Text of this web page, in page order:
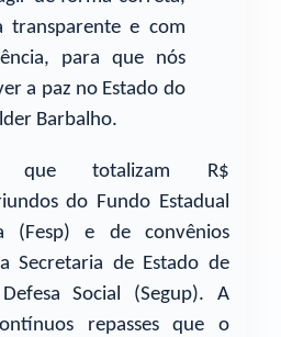
e com
para que nós
a paz no Estado do
Barbalho.
que totalizam R$
do Fundo Estadual
(Fesp) e de convênios
de Estado de
Social (Segup). A
repasses que o